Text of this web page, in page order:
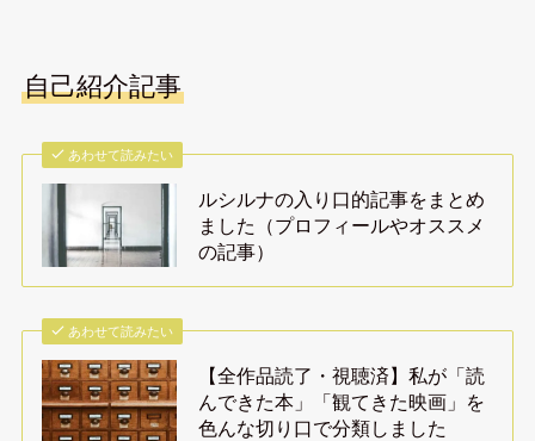
自己紹介記事
あわせて読みたい
ルシルナの入り口的記事をまとめ
ました（プロフィールやオススメ
の記事）
あわせて読みたい
【全作品読了・視聴済】私が「読
んできた本」「観てきた映画」を
色んな切り口で分類しました